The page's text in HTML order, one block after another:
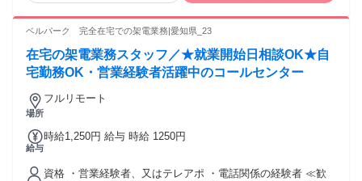
ベルパーク 完全在宅での架電業務|愛知県_23
在宅の架電業務スタッフ／★就業開始日相談OK★自
宅勤務OK・営業経験者活躍中のコールセンター
場所
フルリモート
給与
時給1,250円 給与 時給 1250円
資格 ・営業経験者、又はテレアポ ・電話関係の経験者 ≪歓